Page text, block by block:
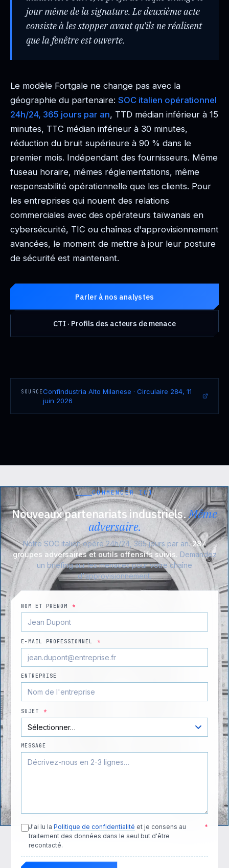
jour même de la signature. Le deuxième acte
consiste à les stopper avant qu'ils ne réalisent
que la fenêtre est ouverte.
Le modèle Fortgale ne change pas avec la
géographie du partenaire: SOC italien opérationnel
24h/24, 365 jours par an, TTD médian inférieur à 15
minutes, TTC médian inférieur à 30 minutes,
réduction du bruit supérieure à 90 % dans le
premier mois. Indépendant des fournisseurs. Même
fuseau horaire, mêmes réglementations, même
responsabilité opérationnelle que les clients. Pour
les entreprises qui nouent des relations
commerciales avec des opérateurs taïwanais en
cybersécurité, TIC ou chaînes d'approvisionnement
avancées, le moment de mettre à jour leur posture
de sécurité est maintenant.
Parler à nos analystes
CTI · Profils des acteurs de menace
SOURCEConfindustria Alto Milanese · Circulaire 284, 11
juin 2026
COMMENCER ICI
Nouveaux partenariats industriels.Même
adversaire.
Notre SOC italien opère 24h/24, 365 jours par an.287
groupes adversaires et outils offensifs suivis. Demandez
un briefing sur les menaces pour votre chaîne
d'approvisionnement.
NOM ET PRÉNOM *
E-MAIL PROFESSIONNEL *
ENTREPRISE
SUJET *
MESSAGE
J'ai lu la Politique de confidentialité et je consens au
traitement des données dans le seul but d'être
recontacté.
*